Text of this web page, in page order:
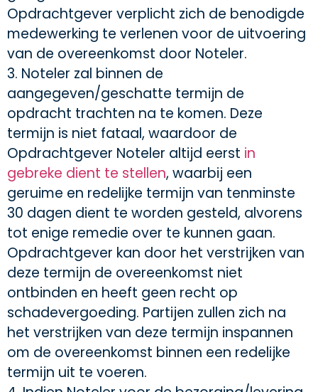
Opdrachtgever verplicht zich de benodigde
medewerking te verlenen voor de uitvoering
van de overeenkomst door Noteler.
3. Noteler zal binnen de
aangegeven/geschatte termijn de
opdracht trachten na te komen. Deze
termijn is niet fataal, waardoor de
Opdrachtgever Noteler altijd eerst in
gebreke dient te stellen, waarbij een
geruime en redelijke termijn van tenminste
30 dagen dient te worden gesteld, alvorens
tot enige remedie over te kunnen gaan.
Opdrachtgever kan door het verstrijken van
deze termijn de overeenkomst niet
ontbinden en heeft geen recht op
schadevergoeding. Partijen zullen zich na
het verstrijken van deze termijn inspannen
om de overeenkomst binnen een redelijke
termijn uit te voeren.